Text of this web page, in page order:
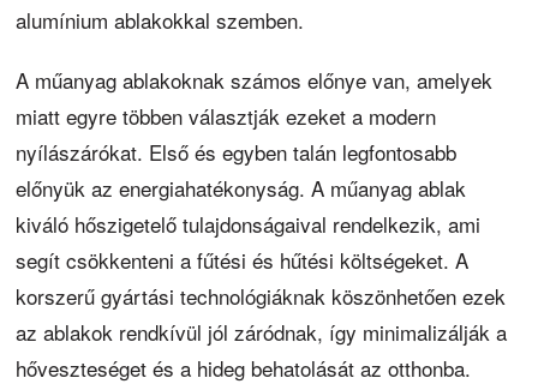
alumínium ablakokkal szemben.
A műanyag ablakoknak számos előnye van, amelyek
miatt egyre többen választják ezeket a modern
nyílászárókat. Első és egyben talán legfontosabb
előnyük az energiahatékonyság. A műanyag ablak
kiváló hőszigetelő tulajdonságaival rendelkezik, ami
segít csökkenteni a fűtési és hűtési költségeket. A
korszerű gyártási technológiáknak köszönhetően ezek
az ablakok rendkívül jól záródnak, így minimalizálják a
hőveszteséget és a hideg behatolását az otthonba.